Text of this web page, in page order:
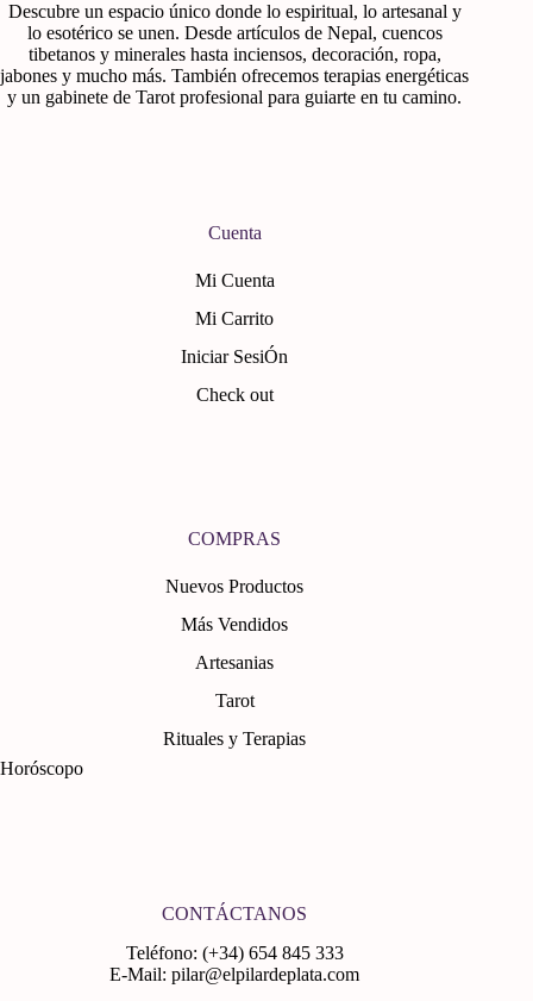
Descubre un espacio único donde lo espiritual, lo artesanal y
lo esotérico se unen. Desde artículos de Nepal, cuencos
tibetanos y minerales hasta inciensos, decoración, ropa,
jabones y mucho más. También ofrecemos terapias energéticas
y un gabinete de Tarot profesional para guiarte en tu camino.
Cuenta
Mi Cuenta
Mi Carrito
Iniciar SesiÓn
Check out
COMPRAS
Nuevos Productos
Más Vendidos
Artesanias
Tarot
Rituales y Terapias
Horóscopo
CONTÁCTANOS
Teléfono: (+34) 654 845 333
E-Mail: pilar@elpilardeplata.com